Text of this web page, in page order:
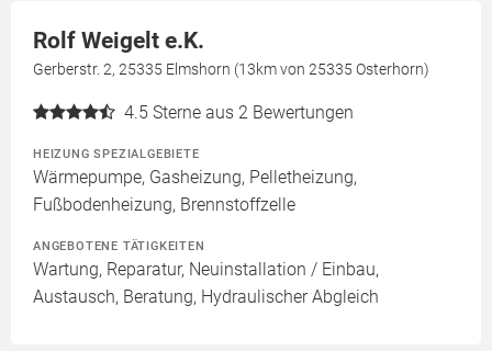
Rolf Weigelt e.K.
Gerberstr. 2, 25335 Elmshorn (13km von 25335 Osterhorn)
4.5 Sterne aus 2 Bewertungen
HEIZUNG SPEZIALGEBIETE
Wärmepumpe, Gasheizung, Pelletheizung,
Fußbodenheizung, Brennstoffzelle
ANGEBOTENE TÄTIGKEITEN
Wartung, Reparatur, Neuinstallation / Einbau,
Austausch, Beratung, Hydraulischer Abgleich